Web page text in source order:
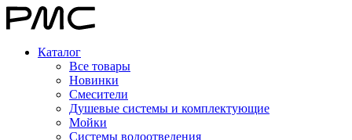
Каталог
Все товары
Новинки
Смесители
Душевые системы и комплектующие
Мойки
Системы водоотведения